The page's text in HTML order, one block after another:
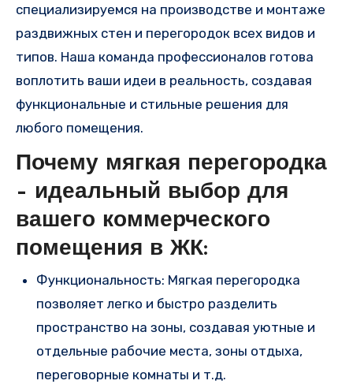
специализируемся на производстве и монтаже
раздвижных стен и перегородок всех видов и
типов. Наша команда профессионалов готова
воплотить ваши идеи в реальность, создавая
функциональные и стильные решения для
любого помещения.
Почему мягкая перегородка
– идеальный выбор для
вашего коммерческого
помещения в ЖК:
Функциональность: Мягкая перегородка
позволяет легко и быстро разделить
пространство на зоны, создавая уютные и
отдельные рабочие места, зоны отдыха,
переговорные комнаты и т.д.